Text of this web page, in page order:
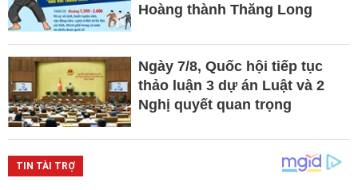
Hoàng thành Thăng Long
Ngày 7/8, Quốc hội tiếp tục
thảo luận 3 dự án Luật và 2
Nghị quyết quan trọng